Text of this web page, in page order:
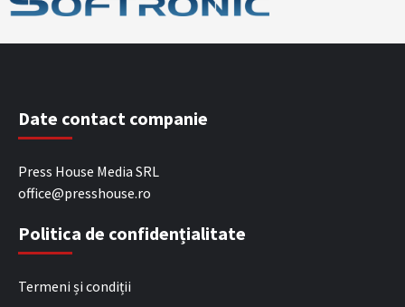
Date contact companie
Press House Media SRL
office@presshouse.ro
Politica de confidențialitate
Termeni și condiții